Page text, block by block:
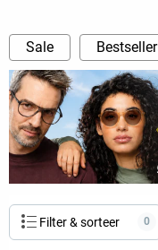
Sale Bestseller
Filter & sorteer 0